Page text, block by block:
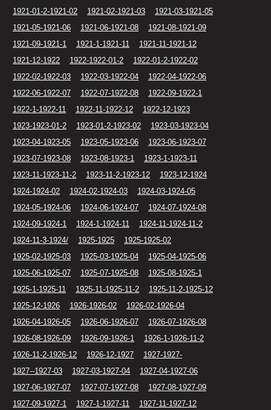
1921-01-2-1921-02
1921-02-1921-03
1921-03-1921-05
1921-05-1921-06
1921-06-1921-08
1921-08-1921-09
1921-09-1921-1
1921-1-1921-11
1921-11-1921-12
1921-12-1922
1922-1922-01-2
1922-01-2-1922-02
1922-02-1922-03
1922-03-1922-04
1922-04-1922-06
1922-06-1922-07
1922-07-1922-08
1922-09-1922-1
1922-1-1922-11
1922-11-1922-12
1922-12-1923
1923-1923-01-2
1923-01-2-1923-02
1923-03-1923-04
1923-04-1923-05
1923-05-1923-06
1923-06-1923-07
1923-07-1923-08
1923-08-1923-1
1923-1-1923-11
1923-11-1923-11-2
1923-11-2-1923-12
1923-12-1924
1924-1924-02
1924-02-1924-03
1924-03-1924-05
1924-05-1924-06
1924-06-1924-07
1924-07-1924-08
1924-09-1924-1
1924-1-1924-11
1924-11-1924-11-2
1924-11-3-1924/
1925-1925
1925-1925-02
1925-02-1925-03
1925-03-1925-04
1925-04-1925-06
1925-06-1925-07
1925-07-1925-08
1925-08-1925-1
1925-1-1925-11
1925-11-1925-11-2
1925-11-2-1925-12
1925-12-1926
1926-1926-02
1926-02-1926-04
1926-04-1926-05
1926-06-1926-07
1926-07-1926-08
1926-08-1926-09
1926-09-1926-1
1926-1-1926-11-2
1926-11-2-1926-12
1926-12-1927
1927-1927-
1927--1927-03
1927-03-1927-04
1927-04-1927-06
1927-06-1927-07
1927-07-1927-08
1927-08-1927-09
1927-09-1927-1
1927-1-1927-11 1927-11-1927-12